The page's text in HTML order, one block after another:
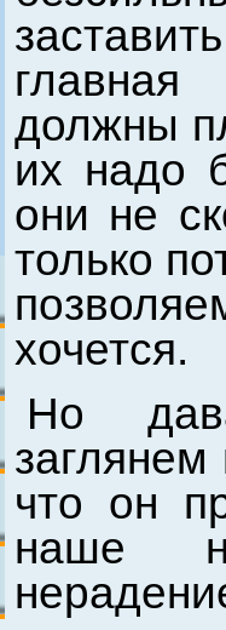
должны
их надо
они не
только
хочется.
Но
что он
наше